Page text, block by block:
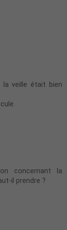
la veille était bien
concernant la
il prendre ?